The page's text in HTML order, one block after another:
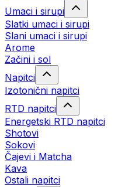
Umaci i sirupi
Slatki umaci i sirupi
Slani umaci i sirupi
Arome
Začini i sol
Napitci
Izotonični napitci
RTD napitci
Energetski RTD napitci
Shotovi
Sokovi
Čajevi i Matcha
Kava
Ostali napitci